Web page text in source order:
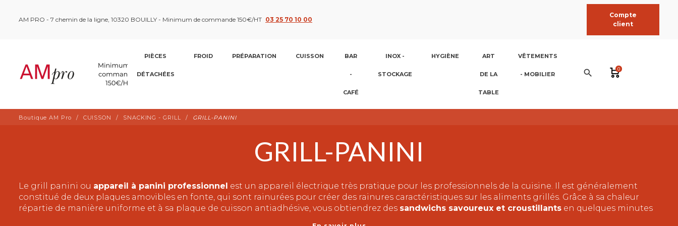
AM PRO - 7 chemin de la ligne, 10320 BOUILLY - Minimum de commande 150€/HT 03 25 70 10 00
Compte
client
PIÈCES
DÉTACHÉES
FROID PRÉPARATION CUISSON BAR
-
CAFÉ
INOX -
STOCKAGE
HYGIÈNE ART
DE LA
TABLE
VÊTEMENTS
- MOBILIER search 0
Boutique AM Pro CUISSON SNACKING - GRILL GRILL-PANINI
GRILL-PANINI
Le grill panini ou appareil à panini professionnel est un appareil électrique très pratique pour les professionnels de la cuisine. Il est généralement
constitué de deux plaques amovibles en fonte, qui sont rainurées pour créer des rainures caractéristiques sur les aliments grillés. Grâce à sa chaleur
répartie de manière uniforme et à sa plaque de cuisson antiadhésive, vous obtiendrez des sandwichs savoureux et croustillants en quelques minutes